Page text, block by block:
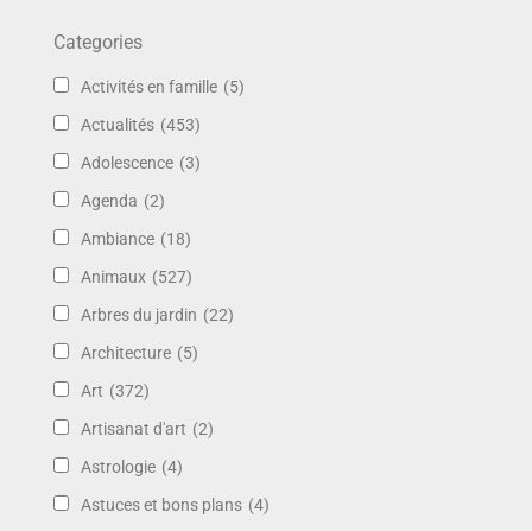
Categories
Activités en famille (5)
Actualités (453)
Adolescence (3)
Agenda (2)
Ambiance (18)
Animaux (527)
Arbres du jardin (22)
Architecture (5)
Art (372)
Artisanat d'art (2)
Astrologie (4)
Astuces et bons plans (4)